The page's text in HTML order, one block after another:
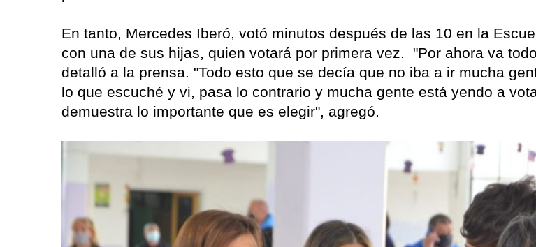
En tanto, Mercedes Iberó, votó minutos después de las 10 en la
con una de sus hijas, quien votará por primera vez. "Por ahora va
detalló a la prensa. "Todo esto que se decía que no iba a ir mucha
lo que escuché y vi, pasa lo contrario y mucha gente está yendo a
demuestra lo importante que es elegir", agregó.